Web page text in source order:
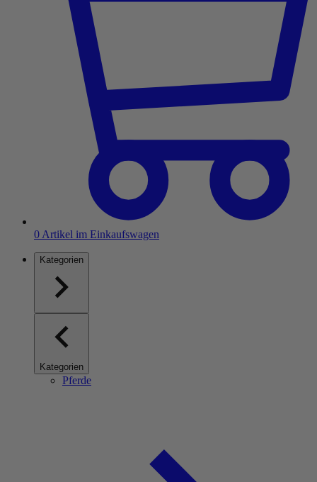
0 Artikel im Einkaufswagen
Kategorien
Kategorien
Pferde